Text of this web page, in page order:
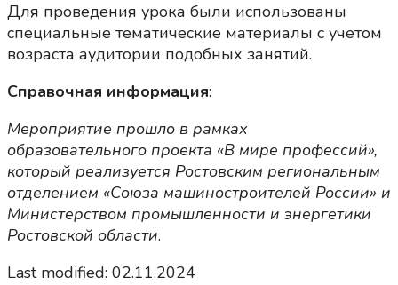
Для проведения урока были использованы
специальные тематические материалы с учетом
возраста аудитории подобных занятий.
Справочная информация:
Мероприятие прошло в рамках
образовательного проекта «В мире профессий»,
который реализуется Ростовским региональным
отделением «Союза машиностроителей России» и
Министерством промышленности и энергетики
Ростовской области.
Last modified: 02.11.2024